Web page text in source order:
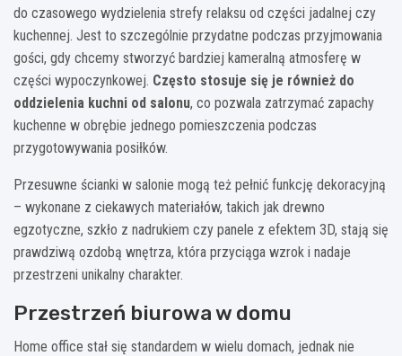
do czasowego wydzielenia strefy relaksu od części jadalnej czy
kuchennej. Jest to szczególnie przydatne podczas przyjmowania
gości, gdy chcemy stworzyć bardziej kameralną atmosferę w
części wypoczynkowej. Często stosuje się je również do
oddzielenia kuchni od salonu, co pozwala zatrzymać zapachy
kuchenne w obrębie jednego pomieszczenia podczas
przygotowywania posiłków.
Przesuwne ścianki w salonie mogą też pełnić funkcję dekoracyjną
– wykonane z ciekawych materiałów, takich jak drewno
egzotyczne, szkło z nadrukiem czy panele z efektem 3D, stają się
prawdziwą ozdobą wnętrza, która przyciąga wzrok i nadaje
przestrzeni unikalny charakter.
Przestrzeń biurowa w domu
Home office stał się standardem w wielu domach, jednak nie